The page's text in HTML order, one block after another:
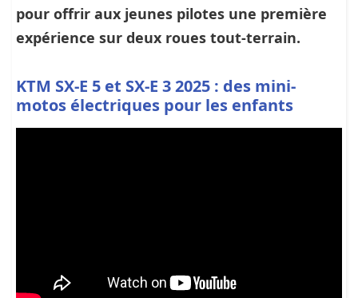
pour offrir aux jeunes pilotes une première
expérience sur deux roues tout-terrain.
KTM SX-E 5 et SX-E 3 2025 : des mini-
motos électriques pour les enfants